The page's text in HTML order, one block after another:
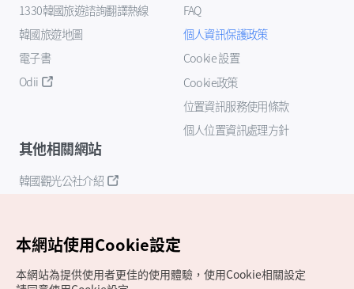
1330韓國旅遊諮詢翻譯熱線
韓國旅遊地圖
電子書
Odii
FAQ
個人資訊保護政策
Cookie 設置
Cookie政策
位置資訊服務使用條款
個人位置資訊處理方針
其他相關網站
韓國觀光公社介紹
本網站使用Cookie設定
本網站為提供使用者更佳的使用體驗，使用Cookie相關設定